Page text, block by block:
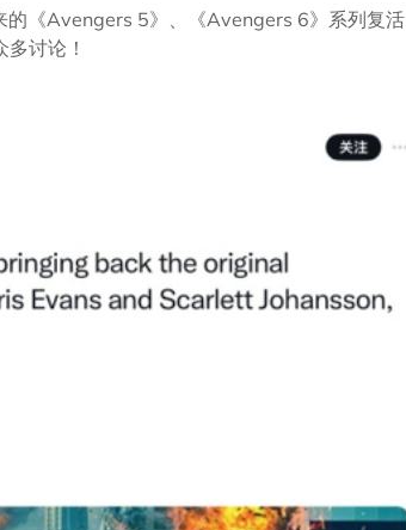
的《Avengers 5》、《Avengers 6》系列复活
讨论！